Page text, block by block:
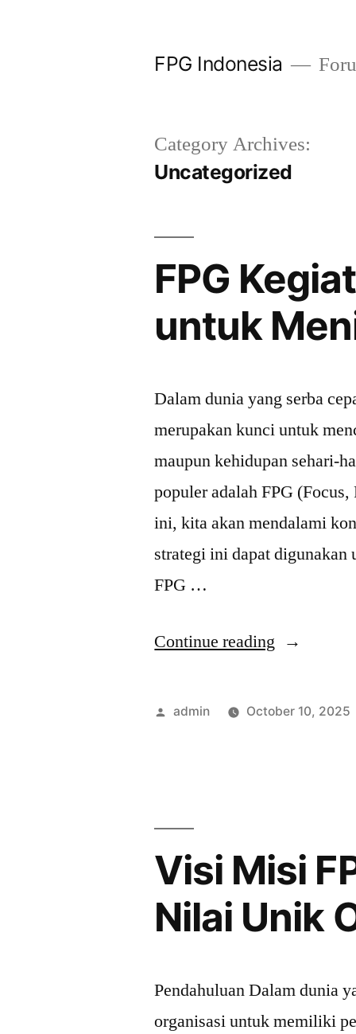
FPG Indonesia
Category Archives:
Uncategorized
FPG
untuk
Dalam dunia yang serba
merupakan kunci untuk
maupun kehidupan sehari-
populer adalah FPG
ini, kita akan mendalami
strategi ini dapat
FPG …
Continue reading “FPG
Utama:
Posted
admin October 10, 2025
Visi Misi
Nilai Unik
Pendahuluan Dalam dunia
organisasi untuk memiliki